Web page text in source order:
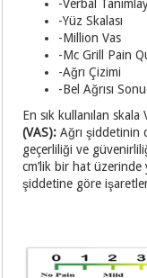
-Verbal
-Yüz Skalası
-
-Mc Grill Pain
-
-Bel Ağrısı
En sık kullanılan skala
(VAS):Ağrı şiddetinin
geçerliliği ve
cm’lik bir hat üzerinde
şiddetine göre